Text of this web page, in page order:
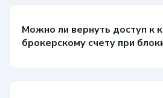
Можно ли вернуть доступ к
брокерскому счету при